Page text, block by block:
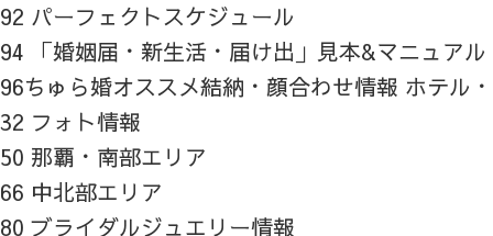
92 パーフェクトスケジュール
94 「婚姻届・新生活・届け出」見本&マニュアル
96ちゅら婚オススメ結納・顔合わせ情報 ホテル
32 フォト情報
50 那覇・南部エリア
66 中北部エリア
80 ブライダルジュエリー情報